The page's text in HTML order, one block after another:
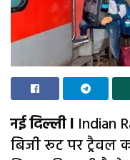
नई दिल्ली l Indian
बिजी रूट पर ट्रैवल